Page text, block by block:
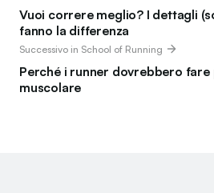
Vuoi correre meglio? I dettagli
fanno la differenza
Successivo in School of Running
Perché i runner dovrebbero fare
muscolare